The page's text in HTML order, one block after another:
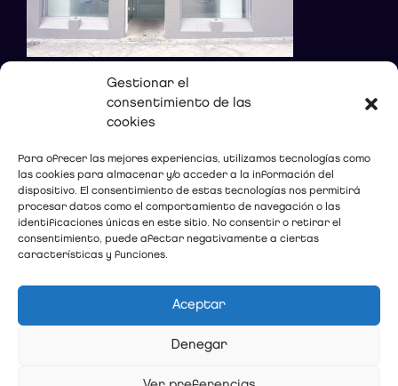
Gestionar el
consentimiento de las
cookies
Para ofrecer las mejores experiencias, utilizamos tecnologías como
las cookies para almacenar y/o acceder a la información del
dispositivo. El consentimiento de estas tecnologías nos permitirá
procesar datos como el comportamiento de navegación o las
identificaciones únicas en este sitio. No consentir o retirar el
consentimiento, puede afectar negativamente a ciertas
características y funciones.
Aceptar
Denegar
DONDE ESTAMOS
Calle Sócrates, 12, Bajo
18002 Granada
Teléfono:
958 80 54 12
E-mail:c.dental@lopez-gollonet.com
Ver mapa